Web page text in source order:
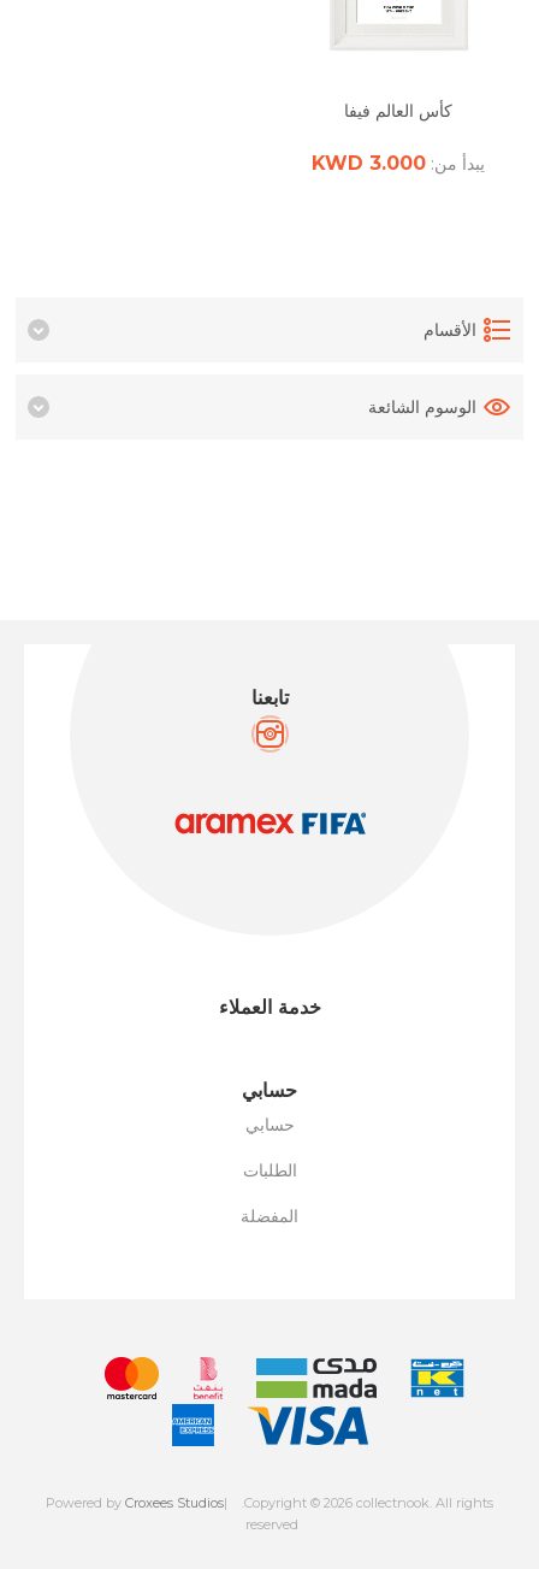
كأس العالم فيفا
يبدأ من: 3.000 KWD
الأقسام
الوسوم الشائعة
تابعنا
خدمة العملاء
حسابي
حسابي
الطلبات
المفضلة
Powered by Croxees Studios
.Copyright © 2026 collectnook. All rights
reserved